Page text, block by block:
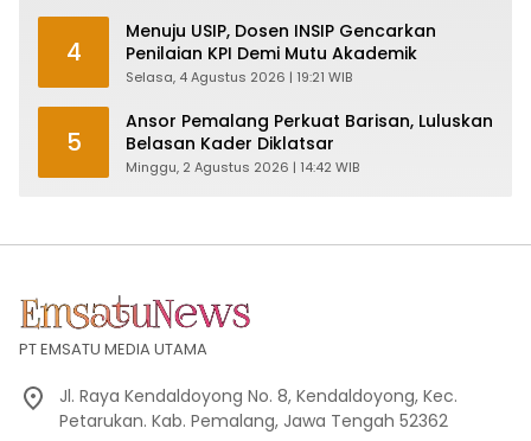
4
Menuju USIP, Dosen INSIP Gencarkan
Penilaian KPI Demi Mutu Akademik
Selasa, 4 Agustus 2026 | 19:21 WIB
5
Ansor Pemalang Perkuat Barisan, Luluskan
Belasan Kader Diklatsar
Minggu, 2 Agustus 2026 | 14:42 WIB
PT EMSATU MEDIA UTAMA
Jl. Raya Kendaldoyong No. 8, Kendaldoyong, Kec.
Petarukan. Kab. Pemalang, Jawa Tengah 52362